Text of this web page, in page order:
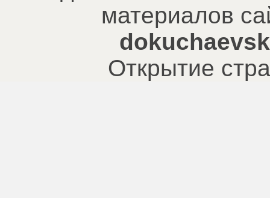
материалов
Открытие